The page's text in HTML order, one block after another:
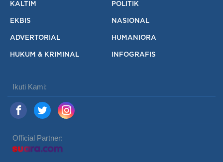
KALTIM POLITIK
EKBIS NASIONAL
ADVERTORIAL HUMANIORA
HUKUM & KRIMINAL INFOGRAFIS
Ikuti Kami:
Official Partner: